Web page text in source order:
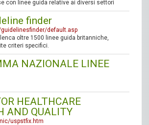
con linee guida relative ai diversi settori
finder
default.asp
oltre 1500 linee guida britanniche,
criteri specifici.
NAZIONALE LINEE
HEALTHCARE
AND QUALITY
uspstfix.htm